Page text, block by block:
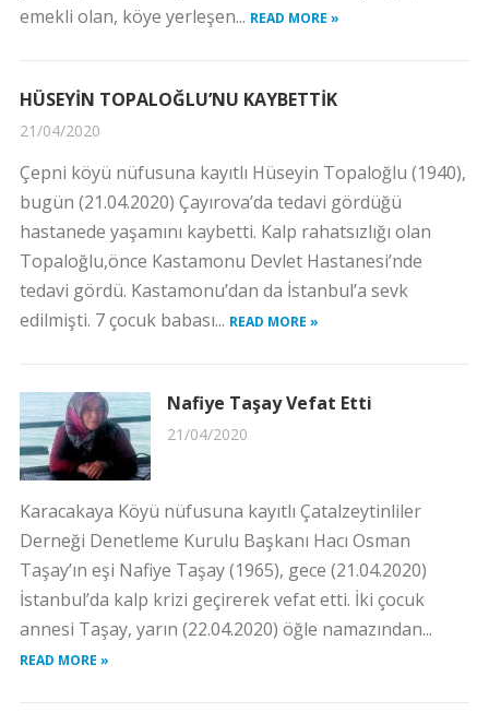
emekli olan, köye yerleşen... READ MORE »
HÜSEYİN TOPALOĞLU’NU KAYBETTİK
21/04/2020
Çepni köyü nüfusuna kayıtlı Hüseyin Topaloğlu (1940),
bugün (21.04.2020) Çayırova’da tedavi gördüğü
hastanede yaşamını kaybetti. Kalp rahatsızlığı olan
Topaloğlu,önce Kastamonu Devlet Hastanesi’nde
tedavi gördü. Kastamonu’dan da İstanbul’a sevk
edilmişti. 7 çocuk babası... READ MORE »
Nafiye Taşay Vefat Etti
21/04/2020
Karacakaya Köyü nüfusuna kayıtlı Çatalzeytinliler
Derneği Denetleme Kurulu Başkanı Hacı Osman
Taşay’ın eşi Nafiye Taşay (1965), gece (21.04.2020)
İstanbul’da kalp krizi geçirerek vefat etti. İki çocuk
annesi Taşay, yarın (22.04.2020) öğle namazından...
READ MORE »